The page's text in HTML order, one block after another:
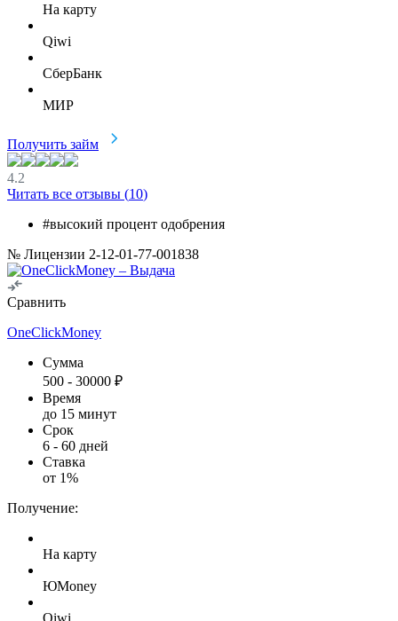
На карту
Qiwi
СберБанк
МИР
Получить займ
4.2
Читать все отзывы (10)
#высокий процент одобрения
№ Лицензии 2-12-01-77-001838
Сравнить
OneClickMoney
Сумма
500 - 30000 ₽
Время
до 15 минут
Срок
6 - 60 дней
Ставка
от 1%
Получение:
На карту
ЮMoney
Qiwi